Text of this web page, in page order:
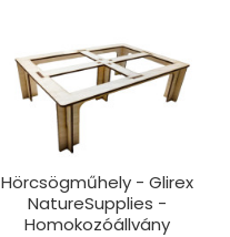
Hörcsögműhely - Glirex
NatureSupplies -
Homokozóállvány